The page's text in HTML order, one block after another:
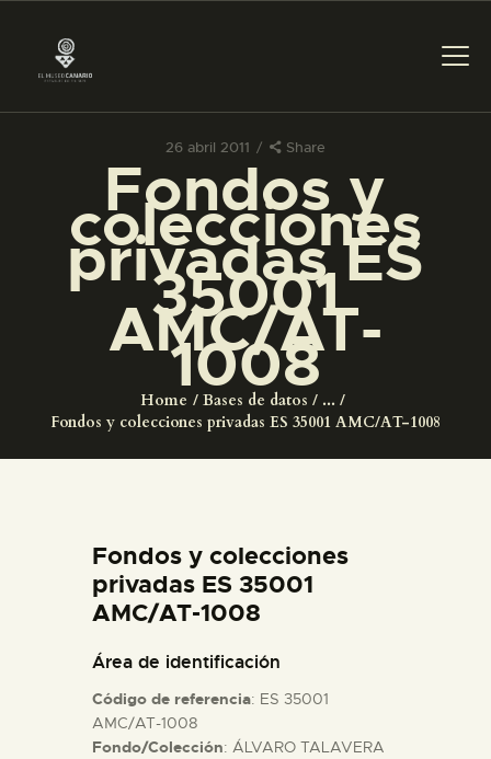
26 abril 2011 Share
Fondos y
colecciones
privadas ES
35001
AMC/AT-
1008
Home Bases de datos
...
Fondos y colecciones privadas ES 35001 AMC/AT-1008
PREPARAR LA VISITA
ACTIVIDADES
EL MUSEO
ESPAÑOL
ACTIVIDADES
Fondos y colecciones
privadas ES 35001
AMC/AT-1008
Área de identificación
Código de referencia: ES 35001
AMC/AT-1008
Fondo/Colección: ÁLVARO TALAVERA